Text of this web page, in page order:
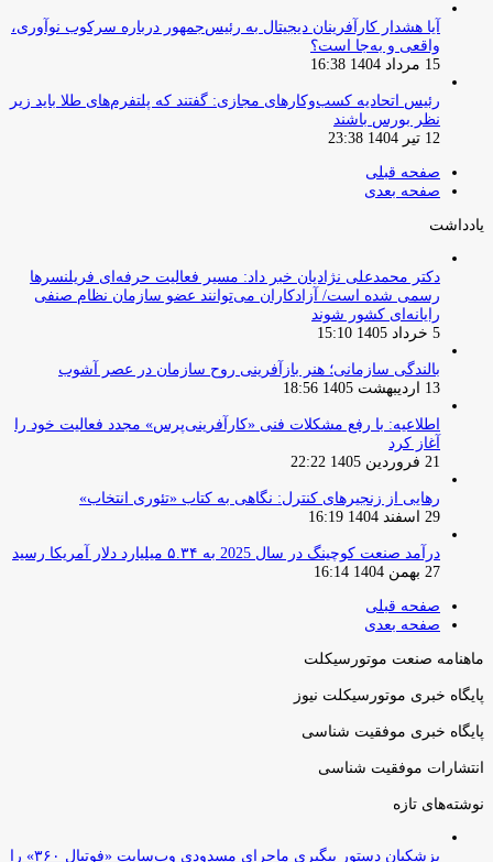
آیا هشدار کارآفرینان دیجیتال به رئیس‌جمهور درباره سرکوب نوآوری،
واقعی و به‌جا است؟
15 مرداد 1404 16:38
‏رئیس اتحادیه کسب‌وکارهای مجازی: گفتند که پلتفرم‌های طلا باید زیر
نظر بورس باشند
12 تیر 1404 23:38
صفحه قبلی
صفحه بعدی
یادداشت
دکتر محمدعلی نژادیان خبر داد: مسیر فعالیت حرفه‌ای فریلنسرها
رسمی شده است/ آزادکاران می‌توانند عضو سازمان نظام صنفی
رایانه‌ای کشور شوند
5 خرداد 1405 15:10
بالندگی سازمانی؛ هنر بازآفرینی روح سازمان در عصر آشوب
13 اردیبهشت 1405 18:56
اطلاعیه: با رفع مشکلات فنی «کارآفرینی‌پرس» مجدد فعالیت خود را
آغاز کرد
21 فروردین 1405 22:22
رهایی از زنجیرهای کنترل: نگاهی به کتاب «تئوری انتخاب»
29 اسفند 1404 16:19
درآمد صنعت کوچینگ در سال 2025 به ۵.۳۴ میلیارد دلار آمریکا رسید
27 بهمن 1404 16:14
صفحه قبلی
صفحه بعدی
ماهنامه صنعت موتورسیکلت
پایگاه خبری موتورسیکلت نیوز
پایگاه خبری موفقیت شناسی
انتشارات موفقیت شناسی
نوشته‌های تازه
پزشکیان دستور پیگیری ماجرای مسدودی وب‌سایت «فوتبال ۳۶۰» را